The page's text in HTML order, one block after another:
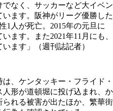
なく、サッカーなど大イベン
います。阪神がリーグ優勝した
1人が死亡。2015年の元旦に
ます。また2021年11月にも、
ます」（週刊誌記者）
、ケンタッキー・フライド・
形が道頓堀に投げ込まれ、か
れる被害が出たほか、繁華街